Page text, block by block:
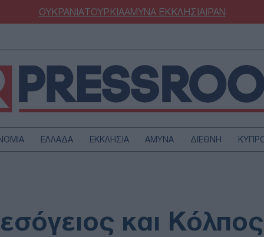
ΟΥΚΡΑΝΙΑΤΟΥΡΚΙΑΑΜΥΝΑΕΚΚΛΗΣΙΑΙΡΑΝ
ΕΛΛΑΔΑ ΕΚΚΛΗΣΙΑ ΑΜΥΝΑ ΔΙΕΘΝΗ
ΥΓΕΙΑ
και Κόλπος